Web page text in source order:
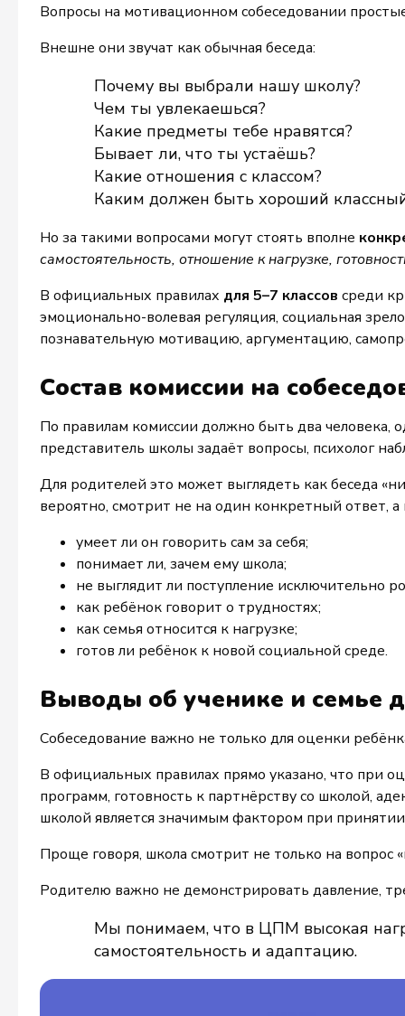
Вопросы на мотивационном собеседовании
Внешне они звучат как обычная беседа:
Почему вы выбрали нашу школу?
Чем ты увлекаешься?
Какие предметы тебе нравятся?
Бывает ли, что ты устаёшь?
Какие отношения с классом?
Каким должен быть хороший
Но за такими вопросами могут стоять вполне
самостоятельность, отношение к нагрузке,
В официальных правилах для 5–7 классов среди
эмоционально-волевая регуляция, социальная
познавательную мотивацию, аргументацию,
Состав комиссии на
По правилам комиссии должно быть два
представитель школы задаёт вопросы, психолог
Для родителей это может выглядеть как беседа
вероятно, смотрит не на один конкретный ответ,
умеет ли он говорить сам за себя;
понимает ли, зачем ему школа;
не выглядит ли поступление исключительно
как ребёнок говорит о трудностях;
как семья относится к нагрузке;
готов ли ребёнок к новой социальной среде.
Выводы об ученике и семье
Собеседование важно не только для оценки
В официальных правилах прямо указано, что при
программ, готовность к партнёрству со школой,
школой является значимым фактором при
Проще говоря, школа смотрит не только на вопрос
Родителю важно не демонстрировать давление,
Мы понимаем, что в ЦПМ высокая
самостоятельность и адаптацию.